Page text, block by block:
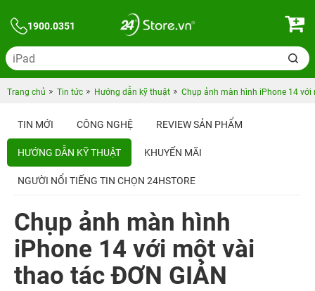
1900.0351
Trang chủ Tin tức Hướng dẫn kỹ thuật Chụp ảnh màn hình iPhone 14 với
TIN MỚI CÔNG NGHỆ REVIEW SẢN PHẨM
HƯỚNG DẪN KỸ THUẬT KHUYẾN MÃI
NGƯỜI NỔI TIẾNG TIN CHỌN 24HSTORE
Chụp ảnh màn hình
iPhone 14 với một vài
thao tác ĐƠN GIẢN